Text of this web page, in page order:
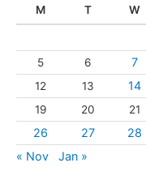
M T W
5 6 7
12 13 14
19 20 21
26
27 28
« Nov
Jan »